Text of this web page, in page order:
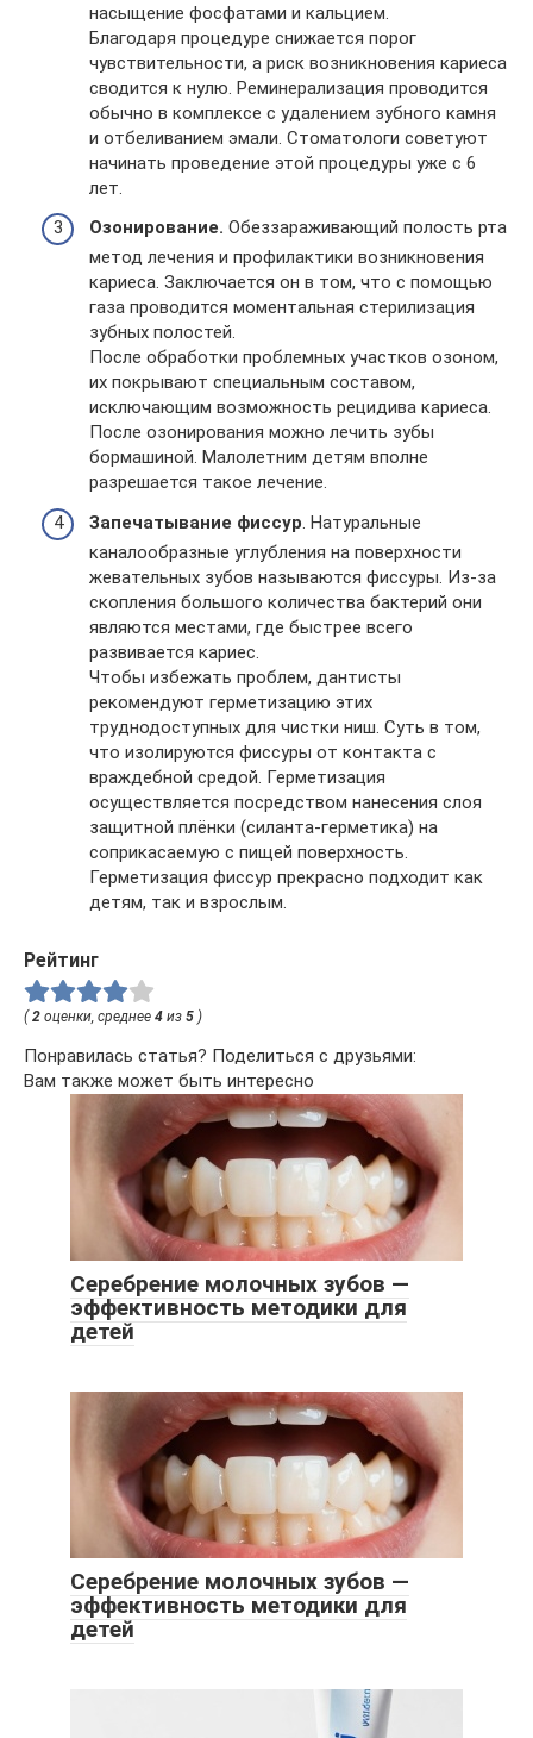
насыщение фосфатами и кальцием.
Благодаря процедуре снижается порог
чувствительности, а риск возникновения кариеса
сводится к нулю. Реминерализация проводится
обычно в комплексе с удалением зубного камня
и отбеливанием эмали. Стоматологи советуют
начинать проведение этой процедуры уже с 6
лет.
Озонирование. Обеззараживающий полость рта
метод лечения и профилактики возникновения
кариеса. Заключается он в том, что с помощью
газа проводится моментальная стерилизация
зубных полостей.
После обработки проблемных участков озоном,
их покрывают специальным составом,
исключающим возможность рецидива кариеса.
После озонирования можно лечить зубы
бормашиной. Малолетним детям вполне
разрешается такое лечение.
Запечатывание фиссур. Натуральные
каналообразные углубления на поверхности
жевательных зубов называются фиссуры. Из-за
скопления большого количества бактерий они
являются местами, где быстрее всего
развивается кариес.
Чтобы избежать проблем, дантисты
рекомендуют герметизацию этих
труднодоступных для чистки ниш. Суть в том,
что изолируются фиссуры от контакта с
враждебной средой. Герметизация
осуществляется посредством нанесения слоя
защитной плёнки (силанта-герметика) на
соприкасаемую с пищей поверхность.
Герметизация фиссур прекрасно подходит как
детям, так и взрослым.
Рейтинг
(2 оценки, среднее 4 из 5 )
Понравилась статья? Поделиться с друзьями:
Вам также может быть интересно
Серебрение молочных зубов —
эффективность методики для
детей
Серебрение молочных зубов —
эффективность методики для
детей